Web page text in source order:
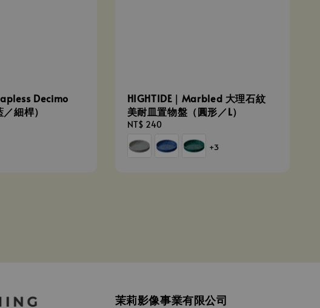
Decimo
細桿）
HIGHTIDE｜Marbled 大理石紋
美耐皿置物盤（圓形／L）
Regular
NT$ 240
+3
茉莉影像事業有限公司